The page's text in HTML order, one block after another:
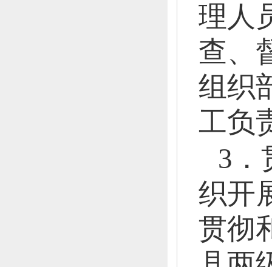
理人
查、
组织
工负
3．
织开
贯彻